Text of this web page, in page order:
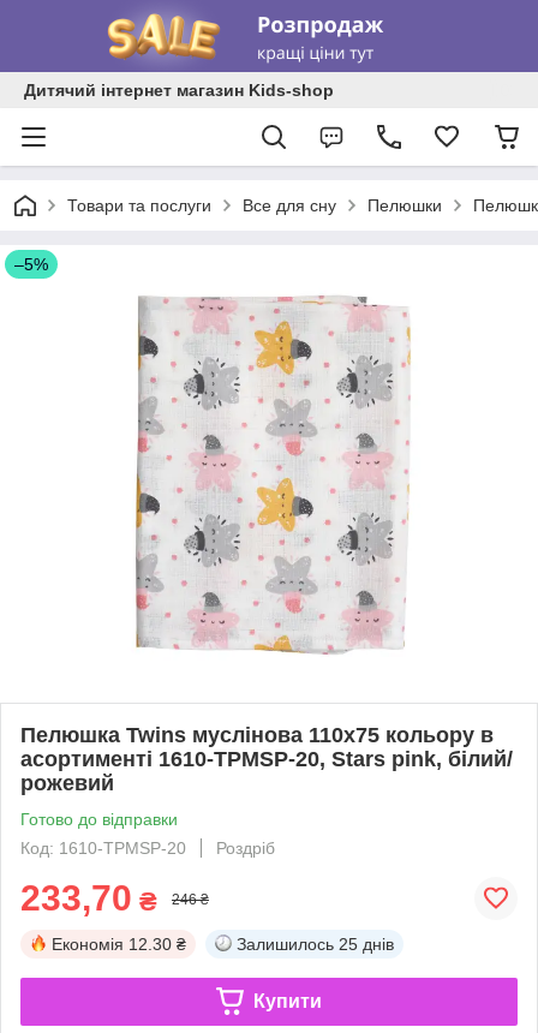
Дитячий інтернет магазин Kids-shop
Товари та послуги Все для сну Пелюшки
–5%
Пелюшка Twins муслінова 110х75 кольору в
асортименті 1610-TPMSP-20, Stars pink, білий/
рожевий
Готово до відправки
Код: 1610-TPMSP-20
Роздріб
233,70 ₴ 246 ₴
Економія 12.30 ₴ Залишилось 25 днів
Купити